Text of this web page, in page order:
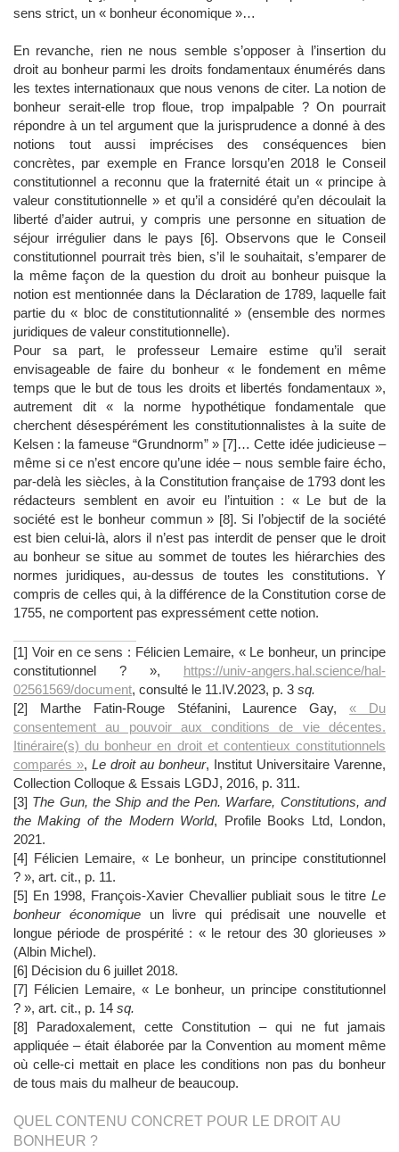
sens strict, un « bonheur économique »…
En revanche, rien ne nous semble s’opposer à l’insertion du
droit au bonheur parmi les droits fondamentaux énumérés dans
les textes internationaux que nous venons de citer. La notion de
bonheur serait-elle trop floue, trop impalpable ? On pourrait
répondre à un tel argument que la jurisprudence a donné à des
notions tout aussi imprécises des conséquences bien
concrètes, par exemple en France lorsqu’en 2018 le Conseil
constitutionnel a reconnu que la fraternité était un « principe à
valeur constitutionnelle » et qu’il a considéré qu’en découlait la
liberté d’aider autrui, y compris une personne en situation de
séjour irrégulier dans le pays [6]. Observons que le Conseil
constitutionnel pourrait très bien, s’il le souhaitait, s’emparer de
la même façon de la question du droit au bonheur puisque la
notion est mentionnée dans la Déclaration de 1789, laquelle fait
partie du « bloc de constitutionnalité » (ensemble des normes
juridiques de valeur constitutionnelle).
Pour sa part, le professeur Lemaire estime qu’il serait
envisageable de faire du bonheur « le fondement en même
temps que le but de tous les droits et libertés fondamentaux »,
autrement dit « la norme hypothétique fondamentale que
cherchent désespérément les constitutionnalistes à la suite de
Kelsen : la fameuse “Grundnorm” » [7]… Cette idée judicieuse –
même si ce n’est encore qu’une idée – nous semble faire écho,
par-delà les siècles, à la Constitution française de 1793 dont les
rédacteurs semblent en avoir eu l’intuition : « Le but de la
société est le bonheur commun » [8]. Si l’objectif de la société
est bien celui-là, alors il n’est pas interdit de penser que le droit
au bonheur se situe au sommet de toutes les hiérarchies des
normes juridiques, au-dessus de toutes les constitutions. Y
compris de celles qui, à la différence de la Constitution corse de
1755, ne comportent pas expressément cette notion.
[1] Voir en ce sens : Félicien Lemaire, « Le bonheur, un principe
constitutionnel ? », https://univ-angers.hal.science/hal-
02561569/document, consulté le 11.IV.2023, p. 3 sq.
[2] Marthe Fatin-Rouge Stéfanini, Laurence Gay,« Du
consentement au pouvoir aux conditions de vie décentes.
Itinéraire(s) du bonheur en droit et contentieux constitutionnels
comparés », Le droit au bonheur, Institut Universitaire Varenne,
Collection Colloque & Essais LGDJ, 2016, p. 311.
[3] The Gun, the Ship and the Pen. Warfare, Constitutions, and
the Making of the Modern World, Profile Books Ltd, London,
2021.
[4] Félicien Lemaire, « Le bonheur, un principe constitutionnel
? », art. cit., p. 11.
[5] En 1998, François-Xavier Chevallier publiait sous le titre Le
bonheur économiqueun livre qui prédisait une nouvelle et
longue période de prospérité : « le retour des 30 glorieuses »
(Albin Michel).
[6] Décision du 6 juillet 2018.
[7] Félicien Lemaire, « Le bonheur, un principe constitutionnel
? », art. cit., p. 14 sq.
[8] Paradoxalement, cette Constitution – qui ne fut jamais
appliquée – était élaborée par la Convention au moment même
où celle-ci mettait en place les conditions non pas du bonheur
de tous mais du malheur de beaucoup.
QUEL CONTENU CONCRET POUR LE DROIT AU
BONHEUR ?